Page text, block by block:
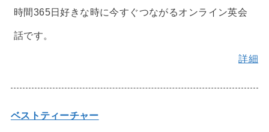
時間365日好きな時に今すぐつながるオンライン英会
話です。
詳細
ベストティーチャー